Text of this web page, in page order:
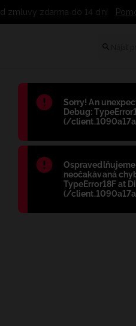
Błąd:
Sorry! An
Debug:
(/
Błąd:
neočakávaná
TypeError18F at
(/
zmluvy zdarma do 14 dní